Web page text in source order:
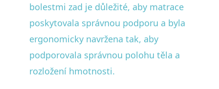
bolestmi zad je důležité, aby matrace
poskytovala správnou podporu a byla
ergonomicky navržena tak, aby
podporovala správnou polohu těla a
rozložení hmotnosti.